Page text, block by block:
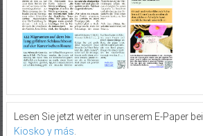
Lesen Sie jetzt weiter in unserem E-Paper bei
Kiosko y más.